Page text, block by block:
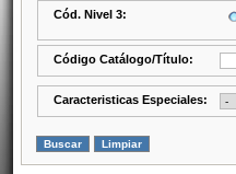
Cód. Nivel 3:
Código Catálogo/Título:
Caracteristicas Especiales: